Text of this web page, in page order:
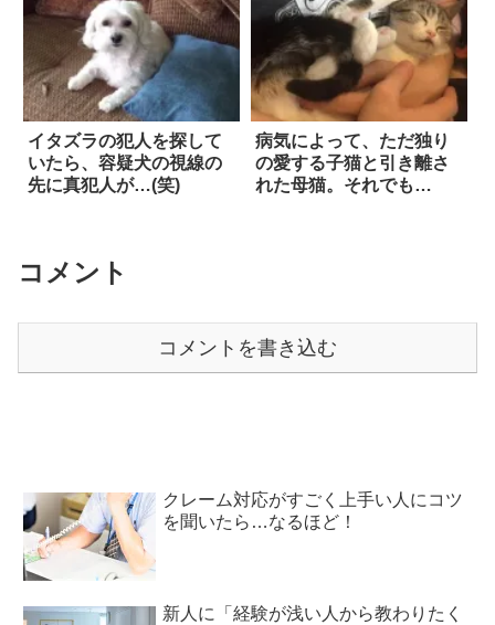
い…！！
イタズラの犯人を探して
いたら、容疑犬の視線の
先に真犯人が…(笑)
病気によって、ただ独り
の愛する子猫と引き離さ
れた母猫。それでも…
コメント
コメントを書き込む
クレーム対応がすごく上手い人にコツ
を聞いたら…なるほど！
新人に「経験が浅い人から教わりたく